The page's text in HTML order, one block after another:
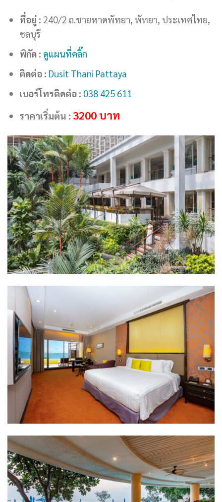
ที่อยู่ : 240/2 ถ.ชายหาดพัทยา, พัทยา, ประเทศไทย,
ชลบุรี
พิกัด : ดูแผนที่คลิ๊ก
ติดต่อ : Dusit Thani Pattaya
เบอร์โทรติดต่อ : 038 425 611
ราคาเริ่มต้น : 3200 บาท